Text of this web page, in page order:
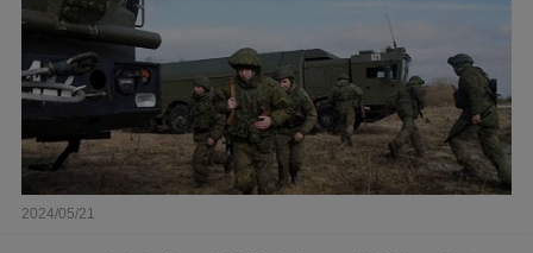
2024/05/21